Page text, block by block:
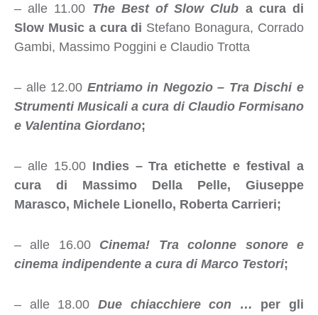
– alle 11.00 The Best of Slow Club a cura di
Slow Music a cura di Stefano Bonagura, Corrado
Gambi, Massimo Poggini e Claudio Trotta
– alle 12.00 Entriamo in Negozio – Tra Dischi e
Strumenti Musicali a cura di Claudio Formisano
e Valentina Giordano;
– alle 15.00 Indies – Tra etichette e festival a
cura di Massimo Della Pelle, Giuseppe
Marasco, Michele Lionello, Roberta Carrieri;
– alle 16.00 Cinema! Tra colonne sonore e
cinema indipendente a cura di Marco Testori;
– alle 18.00 Due chiacchiere con … per gli